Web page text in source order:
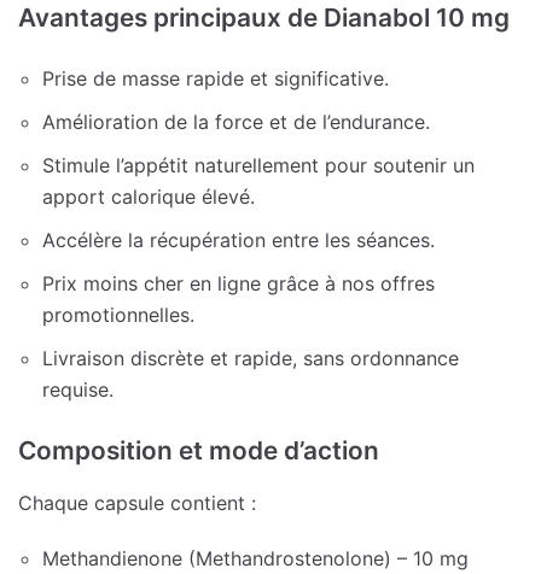
Avantages principaux de Dianabol 10 mg
Prise de masse rapide et significative.
Amélioration de la force et de l’endurance.
Stimule l’appétit naturellement pour soutenir un
apport calorique élevé.
Accélère la récupération entre les séances.
Prix moins cher en ligne grâce à nos offres
promotionnelles.
Livraison discrète et rapide, sans ordonnance
requise.
Composition et mode d’action
Chaque capsule contient :
Methandienone (Methandrostenolone) – 10 mg